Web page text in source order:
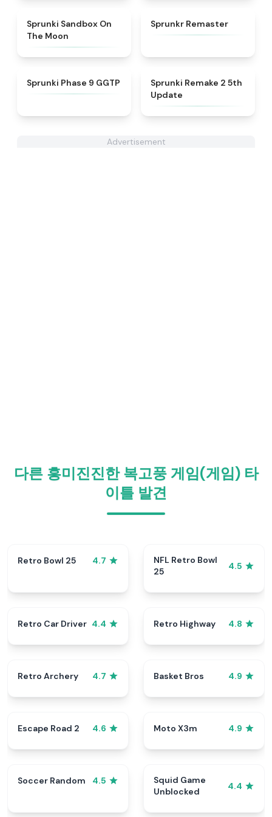
Sprunki Sandbox On
The Moon
Sprunkr Remaster
★4.7
Sprunki Phase 9 GGTP ★4.7
Sprunki Remake 2 5th
Update
Advertisement
다른 흥미진진한 복고풍 게임(게임) 타
이틀 발견
Retro Bowl 25 4.7
NFL Retro Bowl
25
4.5
Retro Car Driver 4.4 Retro Highway 4.8
Retro Archery 4.7 Basket Bros 4.9
Escape Road 2 4.6 Moto X3m 4.9
Soccer Random 4.5
Squid Game
Unblocked
4.4